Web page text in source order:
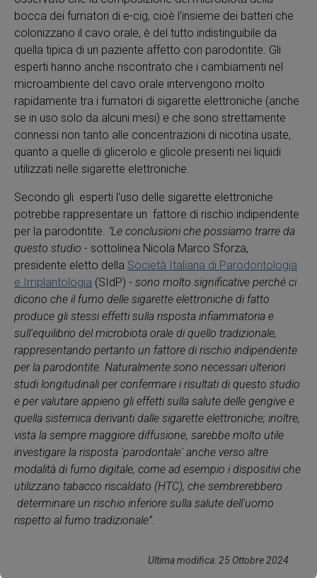
Ultima modifica: 25 Ottobre 2024
bocca dei fumatori di e-cig, cioè l'insieme dei batteri che
colonizzano il cavo orale, è del tutto indistinguibile da
quella tipica di un paziente affetto con parodontite. Gli
esperti hanno anche riscontrato che i cambiamenti nel
microambiente del cavo orale intervengono molto
rapidamente tra i fumatori di sigarette elettroniche (anche
se in uso solo da alcuni mesi) e che sono strettamente
connessi non tanto alle concentrazioni di nicotina usate,
quanto a quelle di glicerolo e glicole presenti nei liquidi
utilizzati nelle sigarette elettroniche.
Secondo gli esperti l'uso delle sigarette elettroniche
potrebbe rappresentare un fattore di rischio indipendente
per la parodontite. "Le conclusioni che possiamo trarre da
questo studio - sottolinea Nicola Marco Sforza,
presidente eletto della Società Italiana di Parodontologia
e Implantologia (SIdP) - sono molto significative perché ci
dicono che il fumo delle sigarette elettroniche di fatto
produce gli stessi effetti sulla risposta infiammatoria e
sull'equilibrio del microbiota orale di quello tradizionale,
rappresentando pertanto un fattore di rischio indipendente
per la parodontite. Naturalmente sono necessari ulteriori
studi longitudinali per confermare i risultati di questo studio
e per valutare appieno gli effetti sulla salute delle gengive e
quella sistemica derivanti dalle sigarette elettroniche; inoltre,
vista la sempre maggiore diffusione, sarebbe molto utile
investigare la risposta 'parodontale' anche verso altre
modalità di fumo digitale, come ad esempio i dispositivi che
utilizzano tabacco riscaldato (HTC), che sembrerebbero
determinare un rischio inferiore sulla salute dell'uomo
rispetto al fumo tradizionale”.